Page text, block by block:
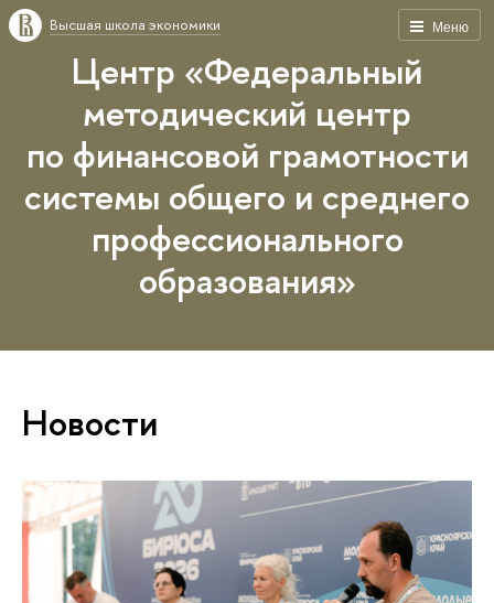
Меню
Высшая школа экономики
Центр «Федеральный
методический центр
по финансовой грамотности
системы общего и среднего
профессионального
образования»
Новости